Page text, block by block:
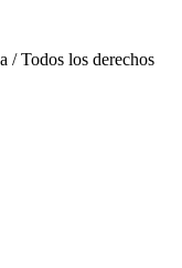
/ Todos los derechos